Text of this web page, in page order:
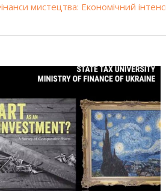
мистецтва: Економічний